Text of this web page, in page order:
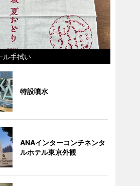
ル手拭い
特設噴水
ANAインターコンチネンタ
ルホテル東京外観